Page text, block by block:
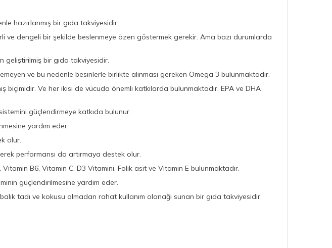
hazırlanmış bir gıda takviyesidir.
dengeli bir şekilde beslenmeye özen göstermek gerekir. Ama bazı durumlarda
geliştirilmiş bir gıda takviyesidir.
ve bu nedenle besinlerle birlikte alınması gereken Omega 3 bulunmaktadır.
biçimidir. Ve her ikisi de vücuda önemli katkılarda bulunmaktadır. EPA ve DHA
güçlendirmeye katkıda bulunur.
yardım eder.
olur.
performansı da artırmaya destek olur.
B6, Vitamin C, D3 Vitamini, Folik asit ve Vitamin E bulunmaktadır.
güçlendirilmesine yardım eder.
tadı ve kokusu olmadan rahat kullanım olanağı sunan bir gıda takviyesidir.